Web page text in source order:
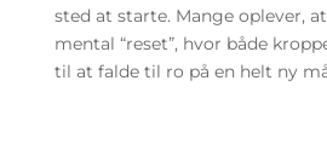
sted at starte. Mange oplever,
mental “reset”, hvor både
til at falde til ro på en helt ny